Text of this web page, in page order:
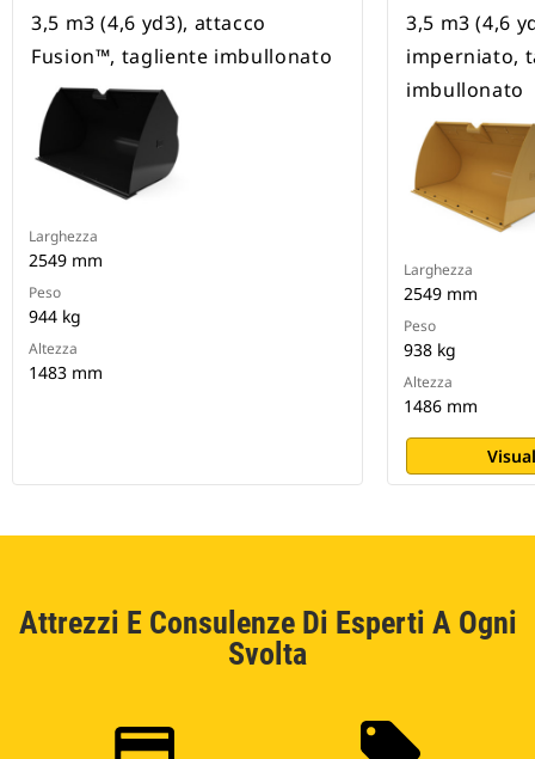
3,5 m3 (4,6 yd3), attacco
Fusion™, tagliente imbullonato
Larghezza
2549 mm
Peso
944 kg
Altezza
1483 mm
3,5 m3 (4,6
imperniato,
imbullonato
Larghezza
2549 mm
Peso
938 kg
Altezza
1486 mm
Attrezzi E Consulenze Di Esperti A Ogni
Svolta